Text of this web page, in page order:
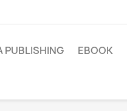
PUBLISHING EBOOK